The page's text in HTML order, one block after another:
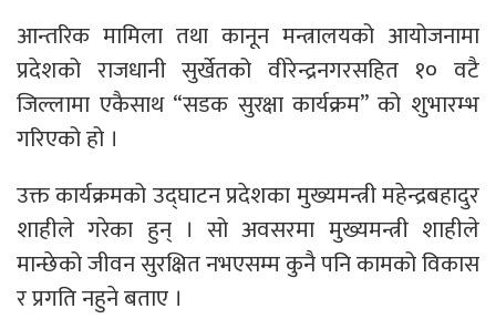
आन्तरिक मामिला तथा कानून मन्त्रालयको आयोजनामा
प्रदेशको राजधानी सुर्खेतको वीरेन्द्रनगरसहित १० वटै
जिल्लामा एकैसाथ “सडक सुरक्षा कार्यक्रम” को शुभारम्भ
गरिएको हो ।
उक्त कार्यक्रमको उद्घाटन प्रदेशका मुख्यमन्त्री महेन्द्रबहादुर
शाहीले गरेका हुन् । सो अवसरमा मुख्यमन्त्री शाहीले
मान्छेको जीवन सुरक्षित नभएसम्म कुनै पनि कामको विकास
र प्रगति नहुने बताए ।